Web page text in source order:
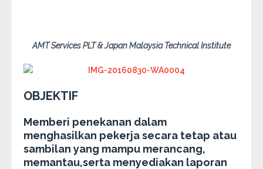
AMT Services PLT & Japan Malaysia Technical Institute
OBJEKTIF
Memberi penekanan dalam
menghasilkan pekerja secara tetap atau
sambilan yang mampu merancang,
memantau,serta menyediakan laporan